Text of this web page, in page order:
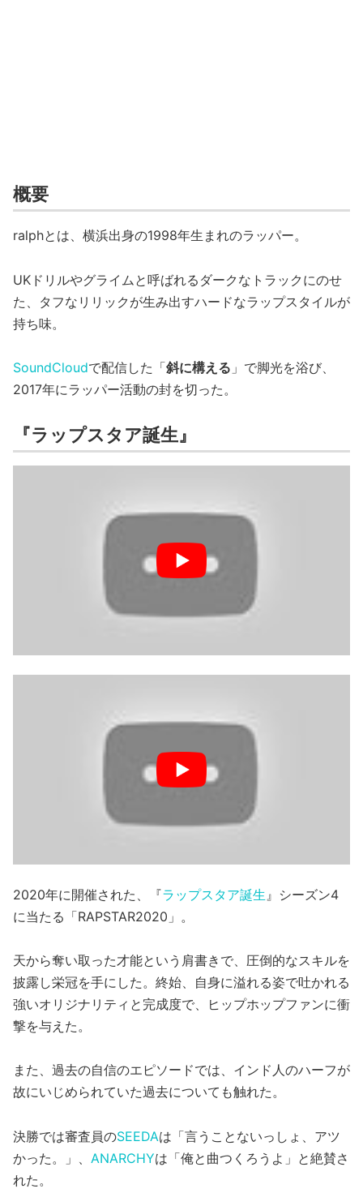
概要
ralphとは、横浜出身の1998年生まれのラッパー。
UKドリルやグライムと呼ばれるダークなトラックにのせ
た、タフなリリックが生み出すハードなラップスタイルが
持ち味。
SoundCloudで配信した「斜に構える 」で脚光を浴び、
2017年にラッパー活動の封を切った。
『ラップスタア誕生』
2020年に開催された、『ラップスタア誕生 』シーズン4
に当たる「RAPSTAR2020」。
天から奪い取った才能という肩書きで、圧倒的なスキルを
披露し栄冠を手にした。終始、自身に溢れる姿で吐かれる
強いオリジナリティと完成度で、ヒップホップファンに衝
撃を与えた。
また、過去の自信のエピソードでは、インド人のハーフが
故にいじめられていた過去についても触れた。
決勝では審査員のSEEDAは「言うことないっしょ、アツ
かった。」、 ANARCHYは「俺と曲つくろうよ」と絶賛さ
れた。